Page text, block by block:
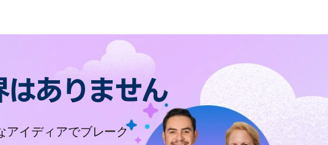
ありません
アイディアでブレーク